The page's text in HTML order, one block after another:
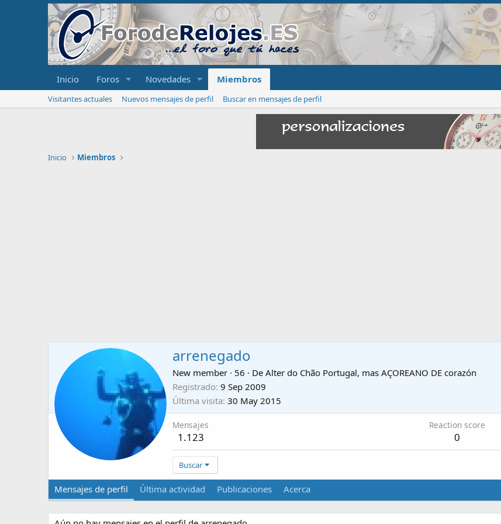
Inicio Foros Novedades Miembros
Visitantes actuales Nuevos mensajes de perfil Buscar en mensajes de perfil
Inicio Miembros
arrenegado
New member · 56 · De Alter do Chão Portugal, mas AÇOREANO DE corazón
Registrado 9 Sep 2009
Última visita 30 May 2015
Mensajes
1.123
Reaction score
0
Buscar
Mensajes de perfil Última actividad Publicaciones Acerca